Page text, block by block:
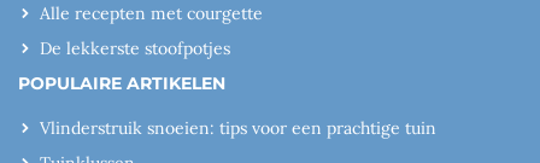
Alle recepten met courgette
De lekkerste stoofpotjes
POPULAIRE ARTIKELEN
Vlinderstruik snoeien: tips voor een prachtige tuin